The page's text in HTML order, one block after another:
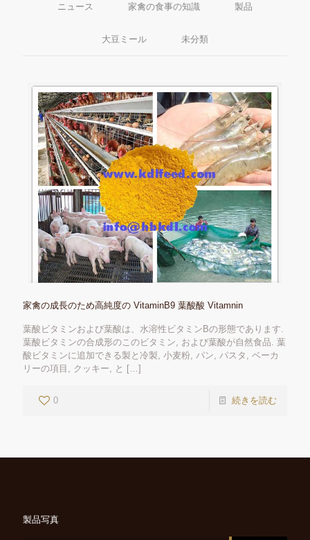
ニュース 家禽の食事の知識 製品
大豆ミール 未分類
家禽の成長のため高純度の VitaminB9 葉酸酸 Vitamnin
葉酸ビタミンおよび葉酸は、水溶性ビタミンBの形態であります.
葉酸ビタミンの合成形のこのビタミン, および葉酸が自然食品. 葉
酸ビタミンに追加できる製と冷製, 小麦粉, パン, パスタ, ベーカ
リーの項目, クッキー, と […]
0 続きを読む
製品写真